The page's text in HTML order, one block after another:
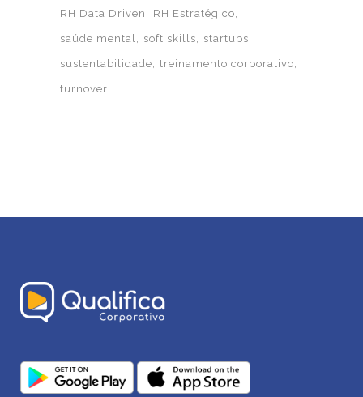
RH Data Driven RH Estratégico
saúde mental soft skills startups
sustentabilidade treinamento corporativo
turnover